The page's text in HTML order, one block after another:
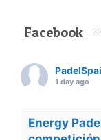
Facebook
1 day ago
Energy